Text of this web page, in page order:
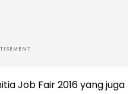
Job Fair 2016 yang juga